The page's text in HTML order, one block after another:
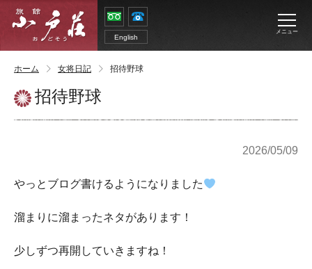
English
メニュー
ホーム 女将日記 招待野球
招待野球
2026/05/09
やっとブログ書けるようになりました
溜まりに溜まったネタがあります！
少しずつ再開していきますね！